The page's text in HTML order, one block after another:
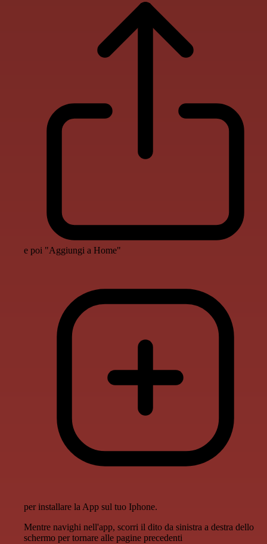
e poi "Aggiungi a Home"
per installare la App sul tuo Iphone.
Mentre navighi nell'app, scorri il dito da sinistra a destra dello
schermo per tornare alle pagine precedenti